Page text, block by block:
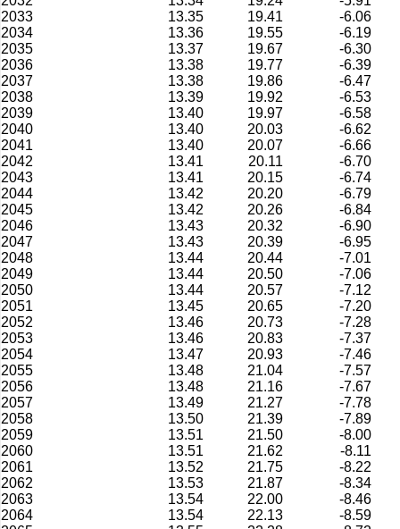
2033
13.35 19.41
-6.06
2034
13.36 19.55
-6.19
2035
13.37 19.67
-6.30
2036
13.38 19.77
-6.39
2037
13.38 19.86
-6.47
2038
13.39 19.92
-6.53
2039
13.40 19.97
-6.58
2040
13.40 20.03
-6.62
2041
13.40 20.07
-6.66
2042
13.41 20.11
-6.70
2043
13.41 20.15
-6.74
2044
13.42 20.20
-6.79
2045
13.42 20.26
-6.84
2046
13.43 20.32
-6.90
2047
13.43 20.39
-6.95
2048
13.44 20.44
-7.01
2049
13.44 20.50
-7.06
2050
13.44 20.57
-7.12
2051
13.45 20.65
-7.20
2052
13.46 20.73
-7.28
2053
13.46 20.83
-7.37
2054
13.47 20.93
-7.46
2055
13.48 21.04
-7.57
2056
13.48 21.16
-7.67
2057
13.49 21.27
-7.78
2058
13.50 21.39
-7.89
2059
13.51 21.50
-8.00
2060
13.51 21.62
-8.11
2061
13.52 21.75
-8.22
2062
13.53 21.87
-8.34
2063
13.54 22.00
-8.46
2064
13.54 22.13
-8.59